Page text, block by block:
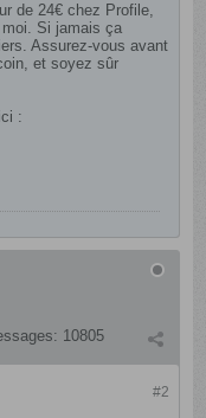
de 24€ chez Profile,
Si jamais ça
Assurez-vous avant
et soyez sûr
:
10805
#2